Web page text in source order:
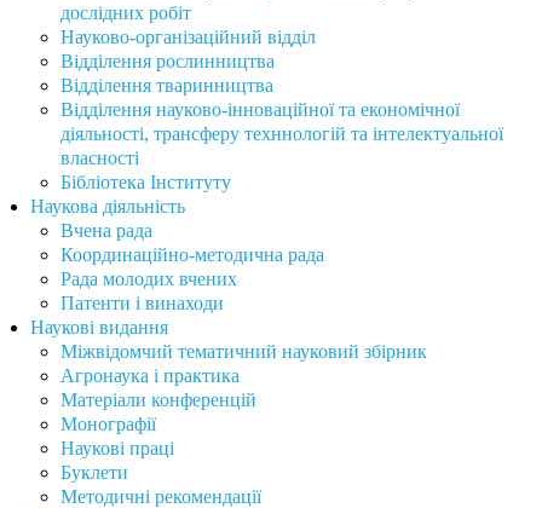
дослідних робіт
Науково-організаційний відділ
Відділення рослинництва
Відділення тваринництва
Відділення науково-інноваційної та економічної
діяльності, трансферу техннологій та інтелектуальної
власності
Бібліотека Інституту
Наукова діяльність
Вчена рада
Координаційно-методична рада
Рада молодих вчених
Патенти і винаходи
Наукові видання
Міжвідомчий тематичний науковий збірник
Агронаука і практика
Матеріали конференцій
Монографії
Наукові праці
Буклети
Методичні рекомендації